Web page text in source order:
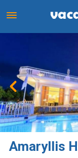
Amaryllis